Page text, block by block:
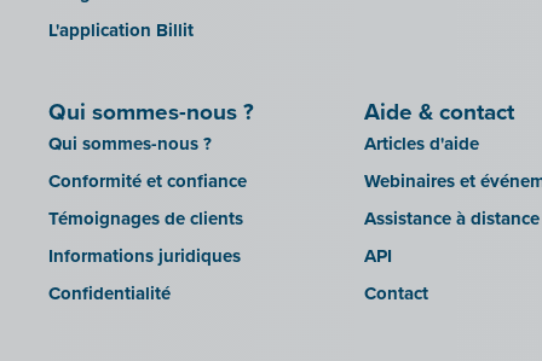
L'application Billit
Qui sommes-nous ?
Qui sommes-nous ?
Conformité et confiance
Témoignages de clients
Informations juridiques
Confidentialité
Aide & contact
Articles d'aide
Webinaires et
Assistance à distance
API
Contact